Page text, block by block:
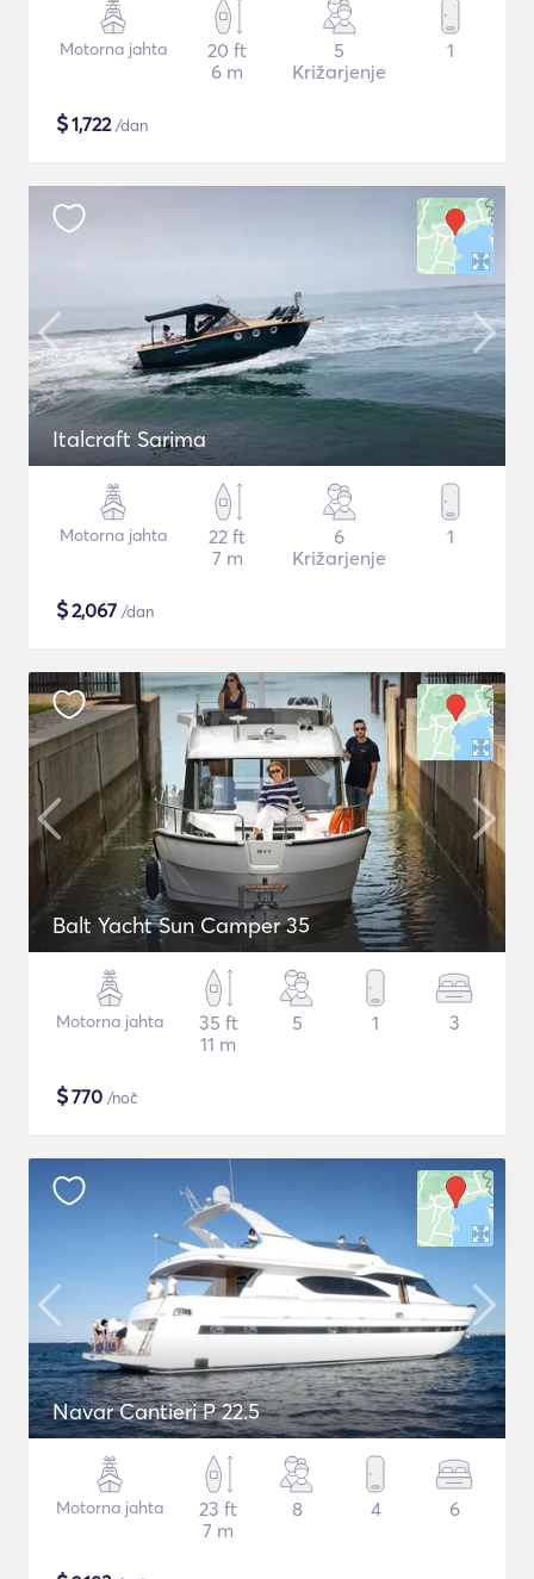
Motorna jahta
20 ft
6 m
5
Križarjenje
1
$1,722/dan
Italcraft Sarima
Motorna jahta
22 ft
7 m
6
Križarjenje
1
$2,067 /dan
Balt Yacht Sun Camper 35
Motorna jahta
35 ft
11 m
5 1 3
$770 /noč
Navar Cantieri P 22.5
Motorna jahta
23 ft
7 m
8 4 6